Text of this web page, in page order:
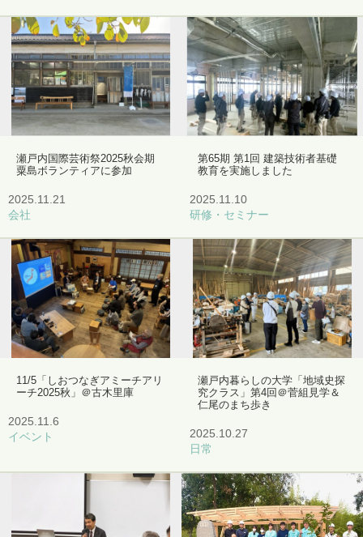
瀬戸内国際芸術祭2025秋会期
粟島ボランティアに参加
2025.11.21
会社
第65期 第1回 建築技術者基礎
教育を実施しました
2025.11.10
研修・セミナー
11/5「しおつなぎアミーチアリ
ーチ2025秋」＠古木里庫
2025.11.6
イベント
瀬戸内暮らしの大学「地域史探
究クラス」第4回＠菅組見学＆
仁尾のまち歩き
2025.10.27
日常